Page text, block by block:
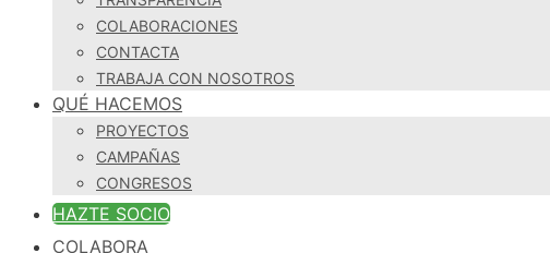
COLABORACIONES
CONTACTA
TRABAJA CON NOSOTROS
QUÉ HACEMOS
PROYECTOS
CAMPAÑAS
CONGRESOS
HAZTE SOCIO
COLABORA